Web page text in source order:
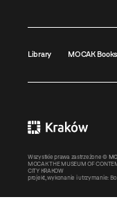
Library MOCAK
Wszystkie prawa zastrzeżone ©
MOCAK THE MUSEUM OF
CITY KRAKOW
projekt, wykonanie i utrzymanie: